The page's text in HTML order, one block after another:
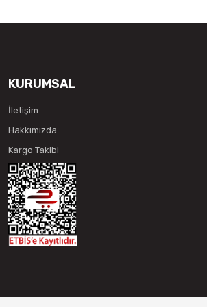
KURUMSAL
İletişim
Hakkımızda
Kargo Takibi